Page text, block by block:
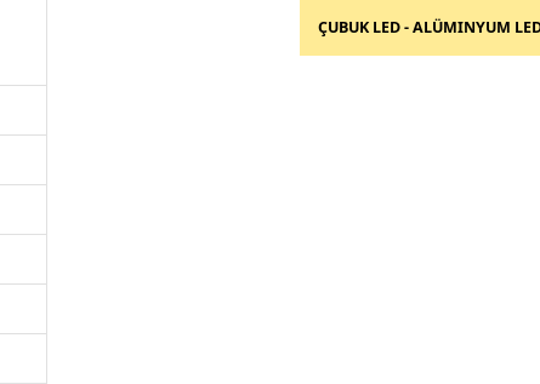
ÇUBUK LED - ALÜMINYUM